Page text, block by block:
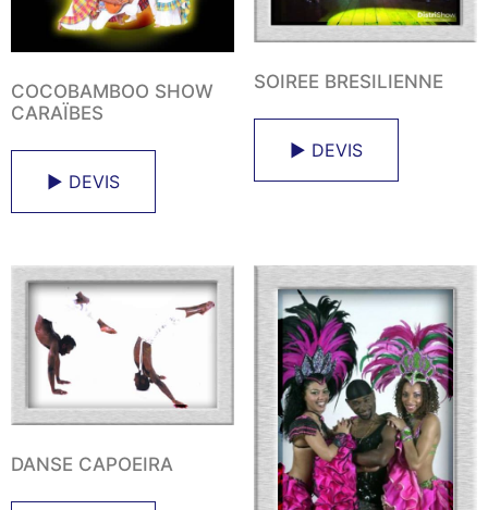
COCOBAMBOO SHOW
CARAÏBES
► DEVIS
SOIREE BRESILIENNE
► DEVIS
DANSE CAPOEIRA